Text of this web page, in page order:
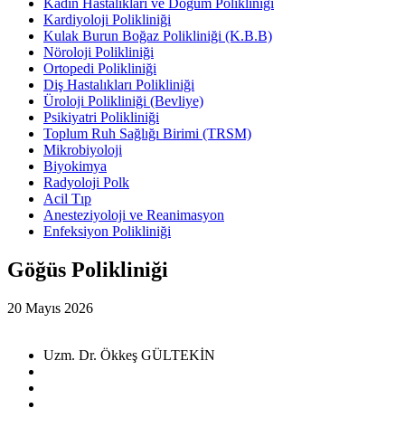
Kardiyoloji Polikliniği
Kulak Burun Boğaz Polikliniği (K.B.B)
Nöroloji Polikliniği
Ortopedi Polikliniği
Diş Hastalıkları Polikliniği
Üroloji Polikliniği (Bevliye)
Psikiyatri Polikliniği
Toplum Ruh Sağlığı Birimi (TRSM)
Mikrobiyoloji
Biyokimya
Radyoloji Polk
Acil Tıp
Anesteziyoloji ve Reanimasyon
Enfeksiyon Polikliniği
Göğüs Polikliniği
20 Mayıs 2026
Uzm. Dr. Ökkeş GÜLTEKİN